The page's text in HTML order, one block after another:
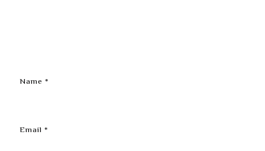
Name *
Email *